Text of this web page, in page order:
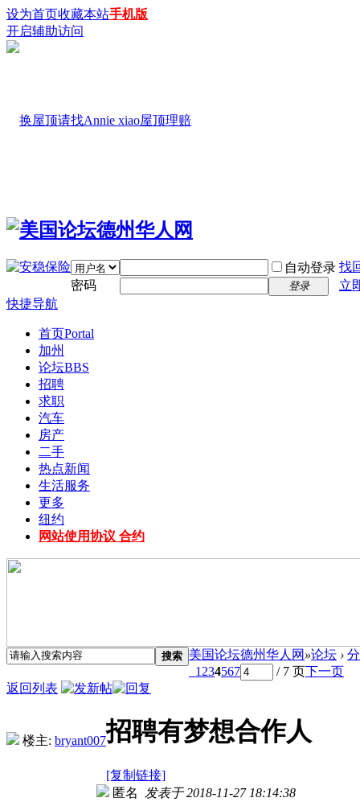
设为首页收藏本站手机版
开启辅助访问
自动登录 找
密码
登录
立
快捷导航
首页Portal
加州
论坛BBS
招聘
求职
汽车
房产
二手
热点新闻
生活服务
更多
纽约
网站使用协议 合约
搜索 美国论坛德州华人网 »论坛 ›
1 234567 / 7 页下一页
返回列表
楼主: bryant007招聘有梦想合作人
[复制链接]
匿名 发表于 2018-11-27 18:14:38